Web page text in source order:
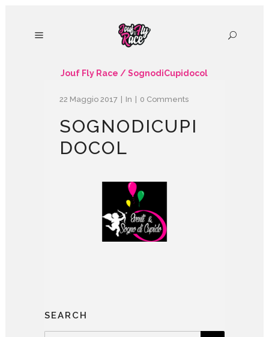
Jouf Fly Race /SognodiCupidocol
22 Maggio 2017 In 0 Comments
SOGNODICUPI
DOCOL
SEARCH